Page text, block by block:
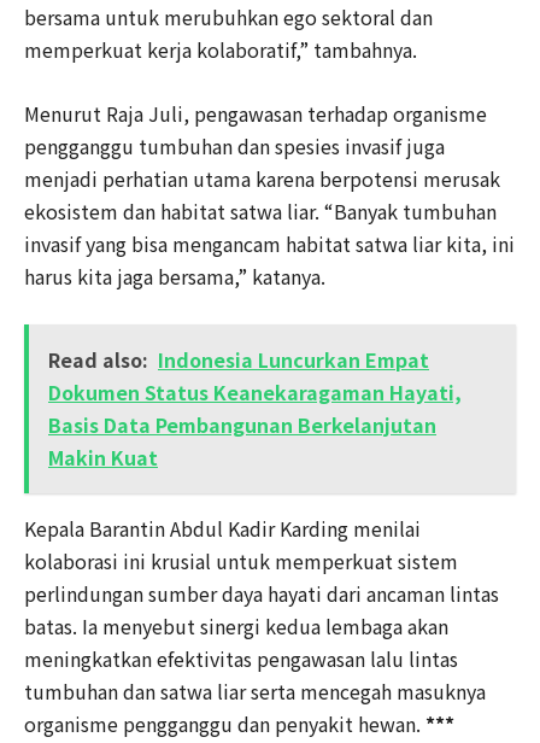
bersama untuk merubuhkan ego sektoral dan
memperkuat kerja kolaboratif,” tambahnya.
Menurut Raja Juli, pengawasan terhadap organisme
pengganggu tumbuhan dan spesies invasif juga
menjadi perhatian utama karena berpotensi merusak
ekosistem dan habitat satwa liar. “Banyak tumbuhan
invasif yang bisa mengancam habitat satwa liar kita, ini
harus kita jaga bersama,” katanya.
Read also: Indonesia Luncurkan Empat
Dokumen Status Keanekaragaman Hayati,
Basis Data Pembangunan Berkelanjutan
Makin Kuat
Kepala Barantin Abdul Kadir Karding menilai
kolaborasi ini krusial untuk memperkuat sistem
perlindungan sumber daya hayati dari ancaman lintas
batas. Ia menyebut sinergi kedua lembaga akan
meningkatkan efektivitas pengawasan lalu lintas
tumbuhan dan satwa liar serta mencegah masuknya
organisme pengganggu dan penyakit hewan. ***